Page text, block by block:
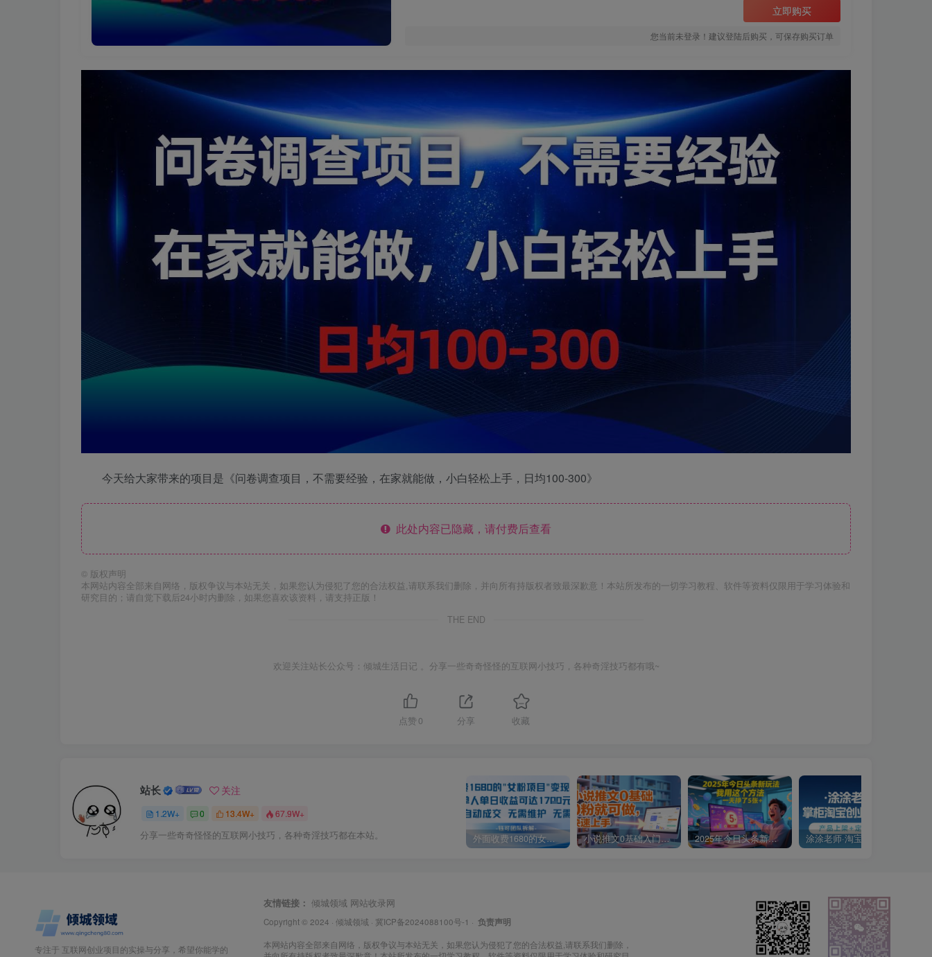
立即购买
您当前未登录！建议登陆后购买，可保存购买订单
今天给大家带来的项目是《问卷调查项目，不需要经验，在家就能做，小白轻松上手，日均100-300》
此处内容已隐藏，请付费后查看
© 版权声明
本网站内容全部来自网络，版权争议与本站无关，如果您认为侵犯了您的合法权益,请联系我们删除，并向所有持版权者致最深歉意！本站所发布的一切学习教程、软件等资料仅限用于学习体验和
研究目的；请自觉下载后24小时内删除，如果您喜欢该资料，请支持正版！
THE END
欢迎关注站长公众号：倾城生活日记 。分享一些奇奇怪怪的互联网小技巧，各种奇淫技巧都有哦~
点赞 0 分享 收藏
站长 关注
1.2W+ 0 13.4W+ 67.9W+
分享一些奇奇怪怪的互联网小技巧，各种奇淫技巧都在本站。 外面收费1680的女粉项目变现，单人单日收益可达1.7k，全自动成交无需维护 小说推文0基础入门教程，0粉就可做，快速上手 2025年今日头条新玩法，我用这个方法，一天挣了5张+
专注于 互联网创业项目的实操与分享，希望你能学的
友情链接： 倾城领域 网站收录网
Copyright © 2024 · 倾城领域 · 冀ICP备2024088100号-1 · 负责声明
本网站内容全部来自网络，版权争议与本站无关，如果您认为侵犯了您的合法权益,请联系我们删除，